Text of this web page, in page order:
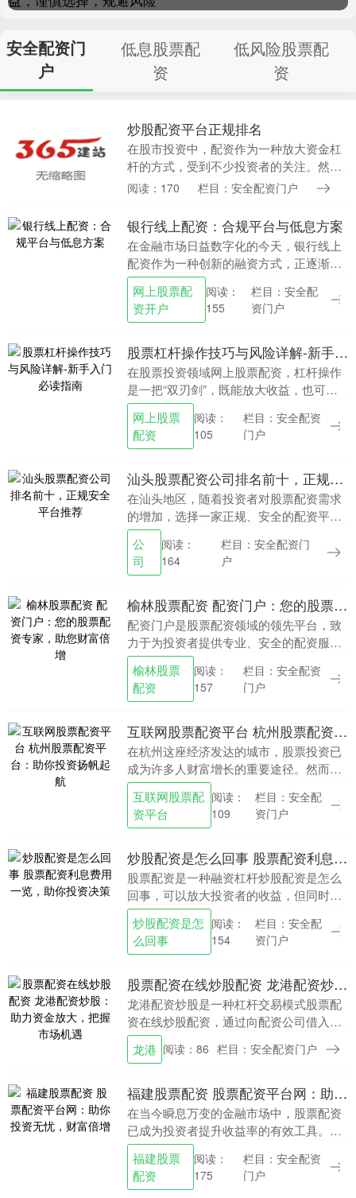
安全配资门
户
低息股票配
资
低风险股票配
资
炒股配资平台正规排名
在股市投资中，配资作为一种放大资金杠
杆的方式，受到不少投资者的关注。然
而，市场上配资平台鱼龙混杂，如何选择
的问题。本文将为您....
阅读：170 栏目：安全配资门户
银行线上配资：合规平台与低息方案
在金融市场日益数字化的今天，银行线上
配资作为一种创新的融资方式，正逐渐受
到投资者的关注。与传统的线下配资相
比，银行线上配资具有操作便捷、资金安
全、利率透明等显著....
网上股票配
资开户
阅读：
155
栏目：安全配
资门户
股票杠杆操作技巧与风险详解-新手入门必读指南
在股票投资领域网上股票配资，杠杆操作
是一把“双刃剑”，既能放大收益，也可能
加剧亏损。对于新手投资者而言，理解杠
杆的本质、掌握操作技巧并认清潜在风
险，是迈向理性投....
网上股票
配资
阅读：
105
栏目：安全配资
门户
汕头股票配资公司排名前十，正规安全平台推荐
在汕头地区，随着投资者对股票配资需求
的增加，选择一家正规、安全的配资平台
变得尤为重要。本文将为您介绍汕头地区
排名前十的股票配资公司，并推荐一些正
规安全的平台，帮....
公
司
阅读：
164
栏目：安全配资门
户
榆林股票配资 配资门户：您的股票配资专家，助您财富倍增
配资门户是股票配资领域的领先平台，致
力于为投资者提供专业、安全的配资服务
榆林股票配资，助力他们实现财富倍增。
* **持牌经营：**拥有国家监管部门颁发的
经营许....
榆林股票
配资
阅读：
157
栏目：安全配资
门户
互联网股票配资平台 杭州股票配资平台：助你投资扬帆起航
在杭州这座经济发达的城市，股票投资已
成为许多人财富增长的重要途径。然而互
联网股票配资平台，资金不足往往成为投
资者的阻碍。此时，杭州股票配资平台应
运而生，为投资者....
互联网股票配
资平台
阅读：
109
栏目：安全配
资门户
炒股配资是怎么回事 股票配资利息费用一览，助你投资决策
股票配资是一种融资杠杆炒股配资是怎么
回事，可以放大投资者的收益，但同时也
会带来利息费用。了解股票配资的利息费
用至关重要，有助于投资者做出明智的投
资决策。 * *....
炒股配资是怎
么回事
阅读：
154
栏目：安全配
资门户
股票配资在线炒股配资 龙港配资炒股：助力资金放大，把握市场机遇
龙港配资炒股是一种杠杆交易模式股票配
资在线炒股配资，通过向配资公司借入资
金，投资者可以放大自己的资金规模，从
而获得更高的收益。对于资金有限的投资
龙港 阅读：86 栏目：安全配资门户
福建股票配资 股票配资平台网：助你投资无忧，财富倍增
在当今瞬息万变的金融市场中，股票配资
已成为投资者提升收益率的有效工具。股
票配资平台网应运而生，为投资者提供便
捷、安全的配资服务，助力其投资无忧，
财富倍增。 * ....
福建股票
配资
阅读：
175
栏目：安全配资
门户